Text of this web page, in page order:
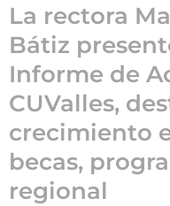
a
g
o
4
m
e
s
e
s
La rectora
Bátiz
Informe de
CUValles,
crecimiento
becas,
regional